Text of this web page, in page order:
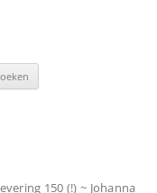
150 (!) ~ Johanna